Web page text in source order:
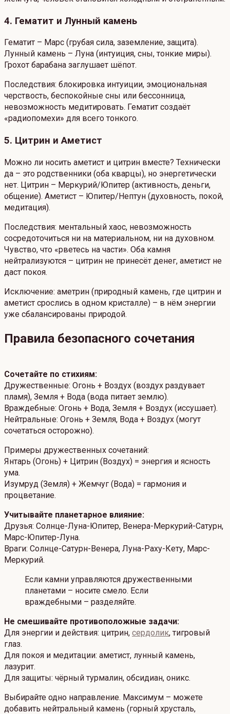
4. Гематит и Лунный камень
Гематит – Марс (грубая сила, заземление, защита).
Лунный камень – Луна (интуиция, сны, тонкие миры).
Грохот барабана заглушает шёпот.
Последствия: блокировка интуиции, эмоциональная
черствость, беспокойные сны или бессонница,
невозможность медитировать. Гематит создаёт
«радиопомехи» для всего тонкого.
5. Цитрин и Аметист
Можно ли носить аметист и цитрин вместе? Технически
да – это родственники (оба кварцы), но энергетически
нет. Цитрин – Меркурий/Юпитер (активность, деньги,
общение). Аметист – Юпитер/Нептун (духовность, покой,
медитация).
Последствия: ментальный хаос, невозможность
сосредоточиться ни на материальном, ни на духовном.
Чувство, что «рветесь на части». Оба камня
нейтрализуются – цитрин не принесёт денег, аметист не
даст покоя.
Исключение: аметрин (природный камень, где цитрин и
аметист срослись в одном кристалле) – в нём энергии
уже сбалансированы природой.
Правила безопасного сочетания
Сочетайте по стихиям:
Дружественные: Огонь + Воздух (воздух раздувает
пламя), Земля + Вода (вода питает землю).
Враждебные: Огонь + Вода, Земля + Воздух (иссушает).
Нейтральные: Огонь + Земля, Вода + Воздух (могут
сочетаться осторожно).
Примеры дружественных сочетаний:
Янтарь (Огонь) + Цитрин (Воздух) = энергия и ясность
ума.
Изумруд (Земля) + Жемчуг (Вода) = гармония и
процветание.
Учитывайте планетарное влияние:
Друзья: Солнце-Луна-Юпитер, Венера-Меркурий-Сатурн,
Марс-Юпитер-Луна.
Враги: Солнце-Сатурн-Венера, Луна-Раху-Кету, Марс-
Меркурий.
Если камни управляются дружественными
планетами – носите смело. Если
враждебными – разделяйте.
Не смешивайте противоположные задачи:
Для энергии и действия: цитрин, сердолик, тигровый
глаз.
Для покоя и медитации: аметист, лунный камень,
лазурит.
Для защиты: чёрный турмалин, обсидиан, оникс.
Выбирайте одно направление. Максимум – можете
добавить нейтральный камень (горный хрусталь,